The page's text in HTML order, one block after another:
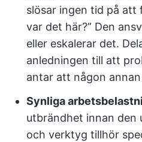
slösar ingen tid på att
var det här?” Den
eller eskalerar det.
anledningen till att
antar att någon
Synliga
utbrändhet innan den
och verktyg tillhör